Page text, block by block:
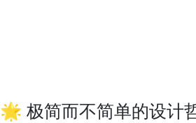
🌟 极简而不简单的设计